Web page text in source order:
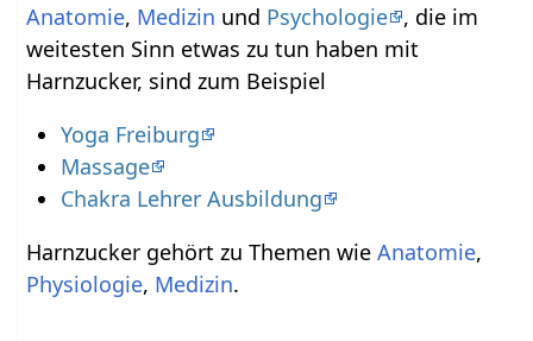
Anatomie, Medizin und Psychologie , die im
weitesten Sinn etwas zu tun haben mit
Harnzucker, sind zum Beispiel
Yoga Freiburg
Massage
Chakra Lehrer Ausbildung
Harnzucker gehört zu Themen wieAnatomie,
Physiologie, Medizin.